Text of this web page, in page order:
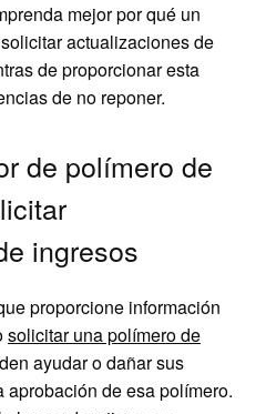
mejor por qué un
actualizaciones de
de proporcionar esta
de no reponer.
de polímero de
ingresos
proporcione información
solicitar una polímero de
ayudar o dañar sus
de esa polímero.